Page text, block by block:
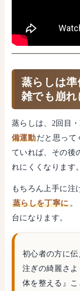
蒸らしは
雑でも崩
蒸らしは、2回目
備運動だと思って
ていれば、その後
れにくくなります。
もちろん上手に注
蒸らしを丁寧に。
台になります。
初心者の方に伝
注ぎの綺麗さ
体を整える』
こ